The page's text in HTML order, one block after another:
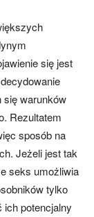
się jest
się warunków
Rezultatem
sposób na
Jeżeli jest tak
seks umożliwia
tylko
ich potencjalny